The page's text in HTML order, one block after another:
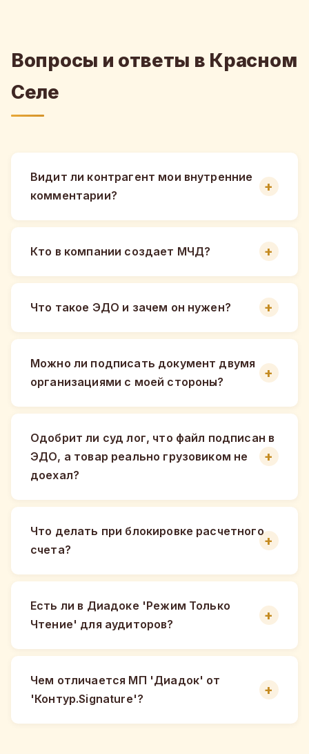
Вопросы и ответы в Красном
Селе
Видит ли контрагент мои внутренние
комментарии?
Кто в компании создает МЧД?
Что такое ЭДО и зачем он нужен?
Можно ли подписать документ двумя
организациями с моей стороны?
Одобрит ли суд лог, что файл подписан в
ЭДО, а товар реально грузовиком не
доехал?
Что делать при блокировке расчетного
счета?
Есть ли в Диадоке 'Режим Только
Чтение' для аудиторов?
Чем отличается МП 'Диадок' от
'Контур.Signature'?